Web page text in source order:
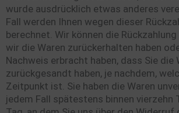
wurde ausdrücklich etwas anderes
Fall werden Ihnen wegen dieser
berechnet. Wir können die
wir die Waren zurückerhalten haben
Nachweis erbracht haben, dass Sie die
zurückgesandt haben, je nachdem,
Zeitpunkt ist. Sie haben die Waren
jedem Fall spätestens binnen vierzehn